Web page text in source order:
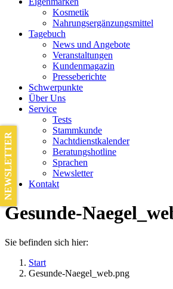
Kosmetik
Nahrungsergänzungsmittel
Tagebuch
News und Angebote
Veranstaltungen
Kundenmagazin
Presseberichte
Schwerpunkte
Über Uns
Service
Tests
Stammkunde
Nachtdienstkalender
Beratungshotline
Sprachen
Newsletter
Kontakt
Gesunde-
Sie befinden sich hier:
Start
Gesunde-Naegel_web.png
NEWSLETTER